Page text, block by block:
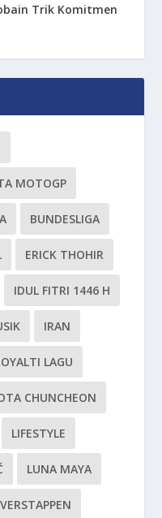
Trik Komitmen
MOTOGP
BUNDESLIGA
ERICK THOHIR
IDUL FITRI 1446 H
IRAN
LAGU
CHUNCHEON
LIFESTYLE
LUNA MAYA